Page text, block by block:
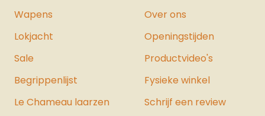
Wapens
Lokjacht
Sale
Begrippenlijst
Le Chameau laarzen
Over ons
Openingstijden
Productvideo's
Fysieke winkel
Schrijf een review